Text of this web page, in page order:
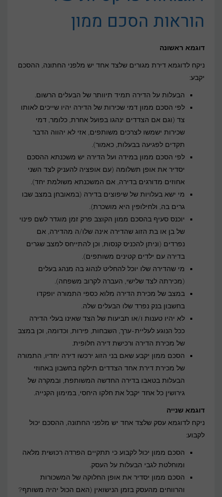
הוראות הסכם ממון
דוגמא ראשונה
ניקח לדוגמא דירת מגורים שלצד אחד יש מלפני החתונה, ההסכם
יקבע:
הבעלות על הדירה תמיד תיוותר של הבעלים הרשום.
לפי הסכם ממון דמי שכירות של הדירה יהיו שייכים לאותו
צד (וגם אם הצדדים ינהגו בפועל אחרת, כלומר, דמי
שכירות ישמשו לצרכים משותפים, אזי לא יהווה הדבר
תקדים לפגיעה בבעלות, כאמור).
לפי הסכם ממון במידה ועל הדירה יש משכנתא ההסכם
יסדיר את אופן תשלומה (עם אופציה להעניק לצד השני
אחוזים מדורגים בדירה, אם המשכנתא משולמת יחד).
מי ישא בעלויות של שיפוצים בדירה (במאובחן במצב שבו
גרים בה, ולחילופין היא מושכרת).
יוכנס סעיף בהסכם ממון הקוצב פרק זמן מוגדר לשם פינוי
של בן או בת הזוג שהדירה אינה שלו/ה מהדירה, אם
נפרדים (וניתן להכניס קנסות, וכן להתייחס למצב שגרים
בדירה עם ילדים קטינים משותפים).
מי שהדירה שלו יוכל להחליט לנהוג בה מנהג בעלים
(מכירתה לצד שלישי, העברה לקרוב משפחה).
במצב של מכירת הדירה מלוא כספי התמורה יופקדו
בחשבון בנק נפרד שלו הבעלים שלה.
לא יהיו טענות ו/או תביעות של הצד שאינו בעלי הדירה
ככל הנוגע לעליית-ערך, השבחות, פירות, וכדומה, וכן במצב
של מכירת הדירה ורכישת דירה חלופית.
הסכם ממון יקבע שאם בני הזוג ירכשו דירה יחדיו, התמורה
של מכירת דירת אחד הצדדים תילקח בחשבון באחוזי
הבעלות בטאבו בדירה החדשה המשותפת, ובמקרה של
גירושין כל אחד יקבל את חלקו היחסי, במימון הקנייה.
דוגמא שנייה
ניקח לדוגמא עסק שלצד אחד יש מלפני החתונה, ההסכם יכול
לקבוע:
הסכם ממון יכול לקבוע כי תתקיים הפרדה רכושית מלאה
ומוחלטת לגבי הבעלות על העסק.
הסכם ממון יסדיר את אופן החלוקה של המשכורות
והרווחים מהעסק בזמן הנישואין (האם הכול יהיה משותף?